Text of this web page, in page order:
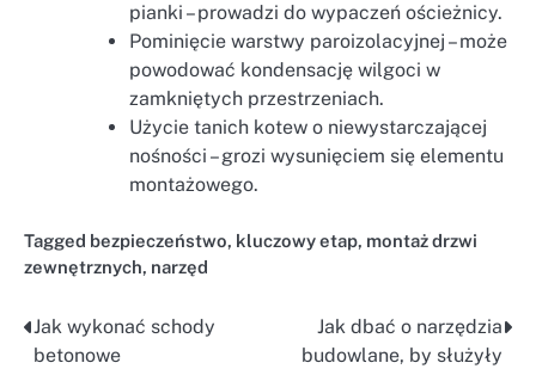
pianki – prowadzi do wypaczeń ościeżnicy.
Pominięcie warstwy paroizolacyjnej – może
powodować kondensację wilgoci w
zamkniętych przestrzeniach.
Użycie tanich kotew o niewystarczającej
nośności – grozi wysunięciem się elementu
montażowego.
Tagged bezpieczeństwo, kluczowy etap, montaż drzwi
zewnętrznych, narzęd
Nawigacja
Jak wykonać schody
betonowe
Jak dbać o narzędzia
budowlane, by służyły